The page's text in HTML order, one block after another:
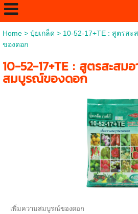
Home> ปุ๋ยเกล็ด > 10-52-17+TE : สูตรส
ของดอก
10-52-17+TE : สูตรสะสม
สมบูรณ์ของดอก
เพิ่มความสมบูรณ์ของดอก